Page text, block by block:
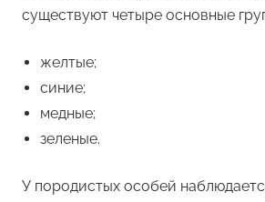
существуют четыре основные
желтые;
синие;
медные;
зеленые.
У породистых особей